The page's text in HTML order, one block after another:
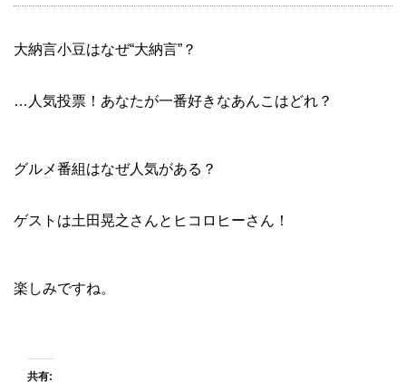
大納言小豆はなぜ“大納言”？
…人気投票！あなたが一番好きなあんこはどれ？
グルメ番組はなぜ人気がある？
ゲストは土田晃之さんとヒコロヒーさん！
楽しみですね。
共有: